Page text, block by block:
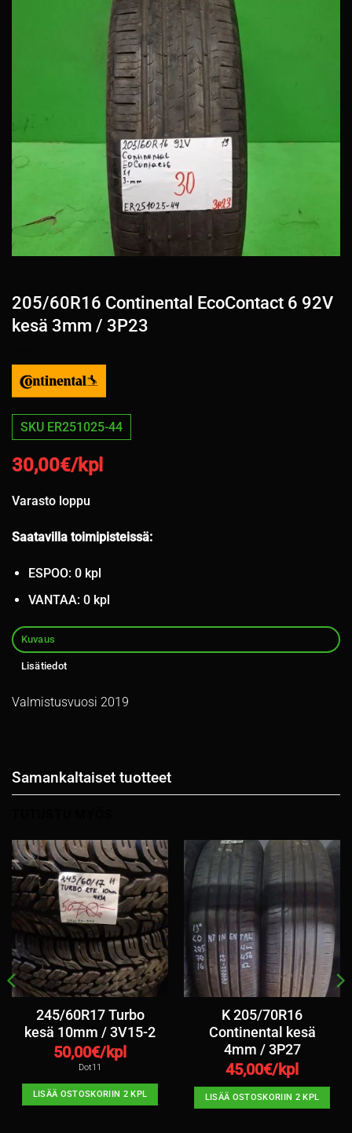
205/60R16 Continental EcoContact 6 92V
kesä 3mm / 3P23
SKU ER251025-44
30,00€/kpl
Varasto loppu
Saatavilla toimipisteissä:
ESPOO: 0 kpl
VANTAA: 0 kpl
Kuvaus
Lisätiedot
Valmistusvuosi 2019
Samankaltaiset tuotteet
245/60R17 Turbo
kesä 10mm / 3V15-2
50,00€/kpl
Dot11
LISÄÄ OSTOSKORIIN 2 KPL
K 205/70R16
Continental kesä
4mm / 3P27
45,00€/kpl
LISÄÄ OSTOSKORIIN 2 KPL